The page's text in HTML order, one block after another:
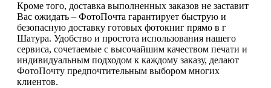
Кроме того, доставка выполненных заказов не заставит
Вас ожидать – ФотоПочта гарантирует быструю и
безопасную доставку готовых фотокниг прямо в г
Шатура. Удобство и простота использования нашего
сервиса, сочетаемые с высочайшим качеством печати и
индивидуальным подходом к каждому заказу, делают
ФотоПочту предпочтительным выбором многих
клиентов.